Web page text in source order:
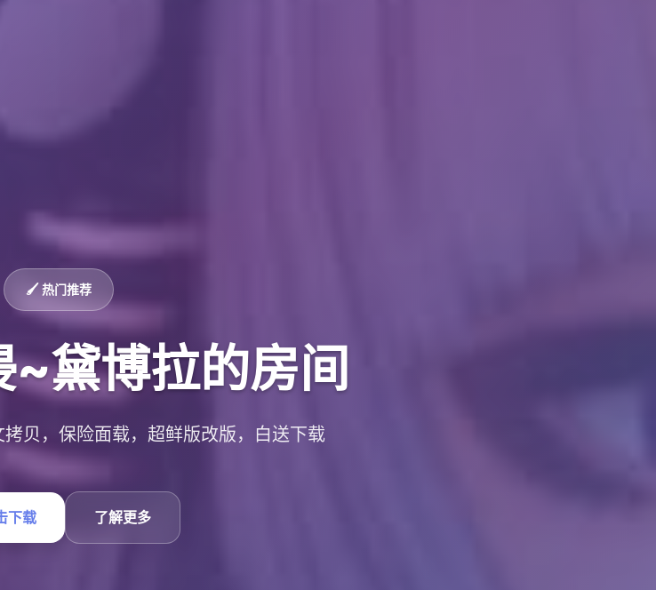
🖌️ 热门推荐
黛博拉的房间
贝，保险面载，超鲜版改版，白送下载
下载 了解更多